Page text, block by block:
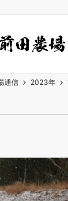
通信 2023年